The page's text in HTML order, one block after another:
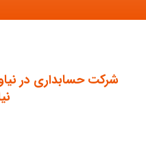
شرکت حسابداری در